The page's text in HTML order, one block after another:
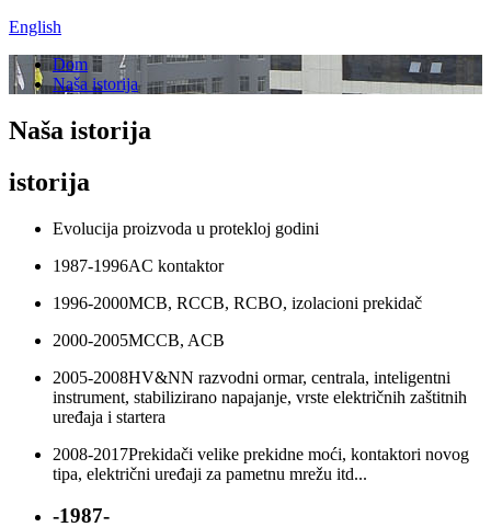
English
Dom
Naša istorija
Naša istorija
istorija
Evolucija proizvoda u protekloj godini
1987-1996AC kontaktor
1996-2000MCB, RCCB, RCBO, izolacioni prekidač
2000-2005MCCB, ACB
2005-2008HV&NN razvodni ormar, centrala, inteligentni
instrument, stabilizirano napajanje, vrste električnih zaštitnih
uređaja i startera
2008-2017Prekidači velike prekidne moći, kontaktori novog
tipa, električni uređaji za pametnu mrežu itd...
-1987-